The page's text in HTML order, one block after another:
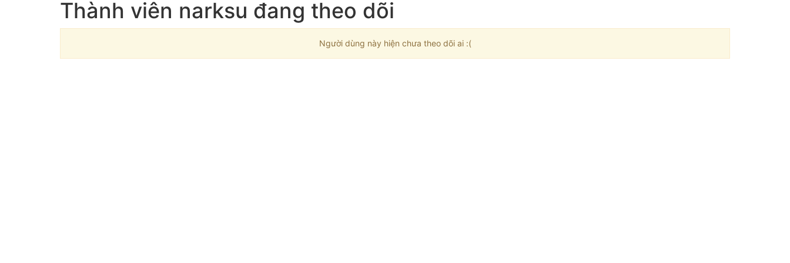
Thành viên narksu đang theo dõi
Người dùng này hiện chưa theo dõi ai :(